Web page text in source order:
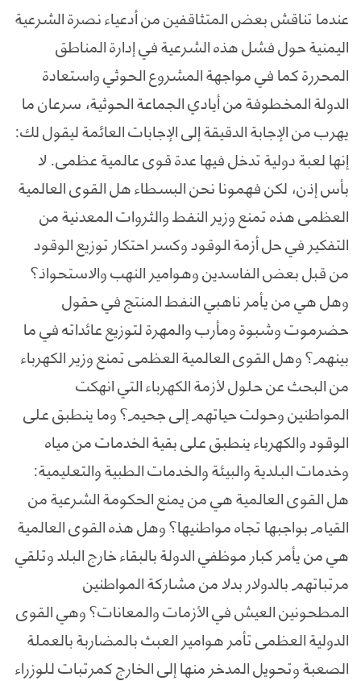
عندما تناقش بعض المتثاقفين من أدعياء نصرة الشرعية
اليمنية حول فشل هذه الشرعية في إدارة المناطق
المحررة كما في مواجهة المشروع الحوثي واستعادة
الدولة المخطوفة من أيادي الجماعة الحوثية، سرعان ما
يهرب من الإجابة الدقيقة إلى الإجابات العائمة ليقول لك:
إنها لعبة دولية تدخل فيها عدة قوى عالمية عظمى. لا
بأس إذن، لكن فهمونا نحن البسطاء هل القوى العالمية
العظمى هذه تمنع وزير النفط والثروات المعدنية من
التفكير في حل أزمة الوقود وكسر احتكار توزيع الوقود
من قبل بعض الفاسدين وهوامير النهب والاستحواذ؟
وهل هي من يأمر ناهبي النفط المنتج في حقول
حضرموت وشبوة ومأرب والمهرة لتوزيع عائداته في ما
بينهم؟ وهل القوى العالمية العظمى تمنع وزير الكهرباء
من البحث عن حلول لأزمة الكهرباء التي انهكت
المواطنين وحولت حياتهم إلى جحيم؟ وما ينطبق على
الوقود والكهرباء ينطبق على بقية الخدمات من مياه
وخدمات البلدية والبيئة والخدمات الطبية والتعليمية:
هل القوى العالمية هي من يمنع الحكومة الشرعية من
القيام بواجبها تجاه مواطنيها؟ وهل هذه القوى العالمية
هي من يأمر كبار موظفي الدولة بالبقاء خارج البلد وتلقي
مرتباتهم بالدولار بدلا من مشاركة المواطنين
المطحونين العيش في الأزمات والمعانات؟ وهي القوى
الدولية العظمى تأمر هوامير العبث بالمضاربة بالعملة
الصعبة وتحويل المدخر منها إلى الخارج كمرتبات للوزراء